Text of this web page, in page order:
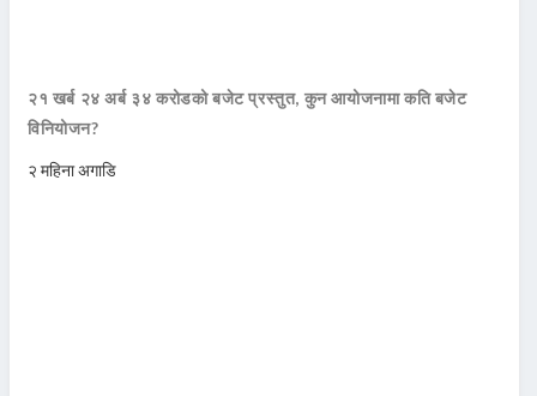
२१ खर्ब २४ अर्ब ३४ करोडको बजेट प्रस्तुत, कुन आयोजनामा कति बजेट
विनियोजन?
२ महिना अगाडि